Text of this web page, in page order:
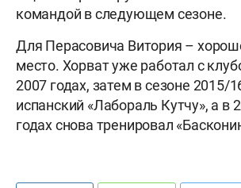
командой в следующем сезоне.
Для Перасовича Витория –
место. Хорват уже работал с
2007 годах, затем в сезоне 2015/
испанский «Лабораль Кутчу», а в
годах снова тренировал